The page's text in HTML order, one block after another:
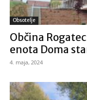
Obsotelje
Občina
enota Doma
4. maja, 2024